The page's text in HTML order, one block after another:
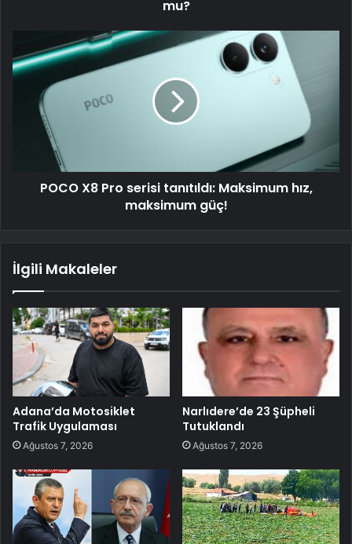
mu?
POCO X8 Pro serisi tanıtıldı: Maksimum hız,
maksimum güç!
İlgili Makaleler
Adana’da Motosiklet
Trafik Uygulaması
Ağustos 7, 2026
Narlıdere’de 23 Şüpheli
Tutuklandı
Ağustos 7, 2026